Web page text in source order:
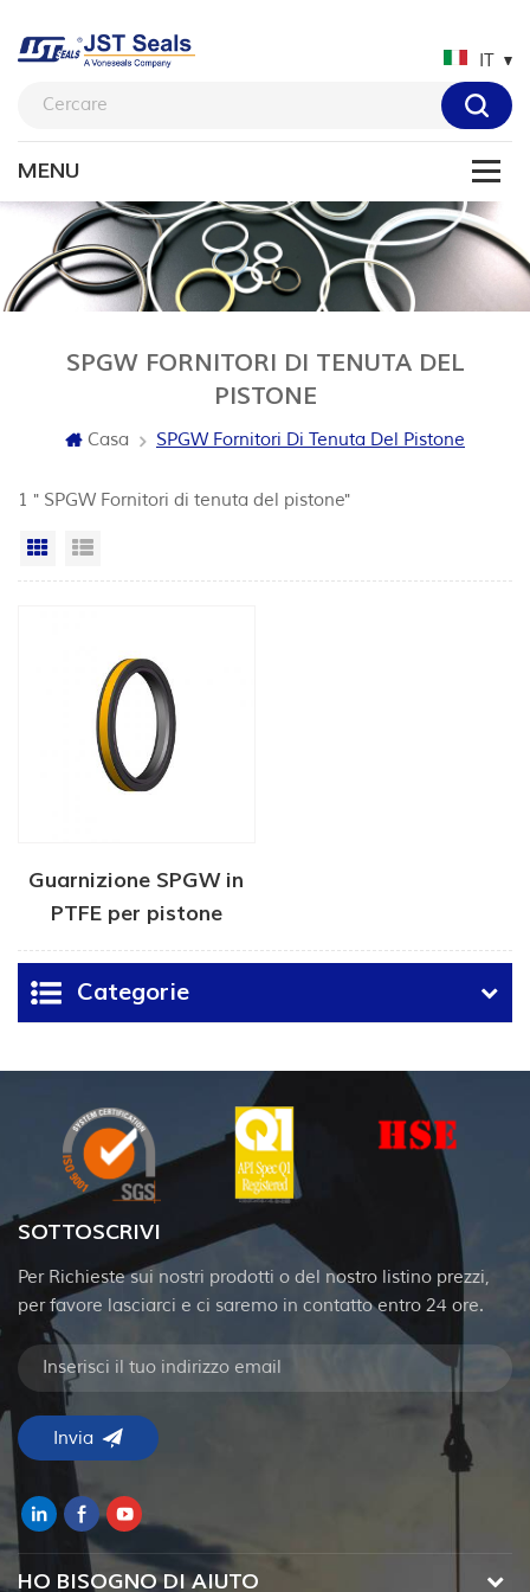
IT
SPGW FORNITORI DI TENUTA DEL
PISTONE
Casa SPGW Fornitori Di Tenuta Del Pistone
1 " SPGW Fornitori di tenuta del pistone"
Vista a griglia
Guarnizione SPGW in
PTFE per pistone
idraulico
Categorie
SOTTOSCRIVI
Per Richieste sui nostri prodotti o del nostro listino prezzi,
per favore lasciarci e ci saremo in contatto entro 24 ore.
HO BISOGNO DI AIUTO